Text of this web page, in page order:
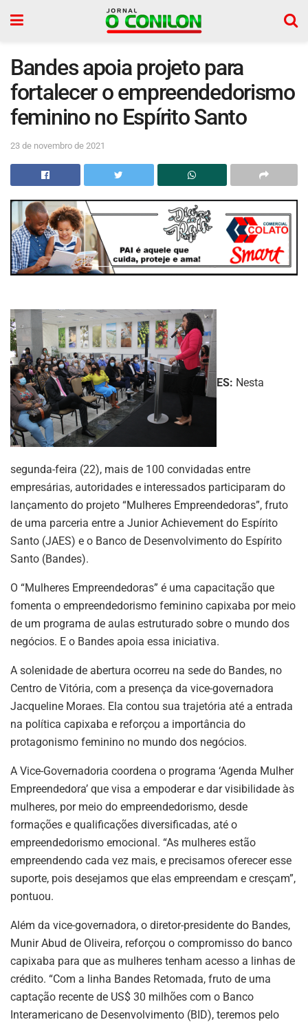
Bandes apoia projeto para
fortalecer o empreendedorismo
feminino no Espírito Santo
23 de novembro de 2021
ES: Nesta
segunda-feira (22), mais de 100 convidadas entre
empresárias, autoridades e interessados participaram do
lançamento do projeto “Mulheres Empreendedoras”, fruto
de uma parceria entre a Junior Achievement do Espírito
Santo (JAES) e o Banco de Desenvolvimento do Espírito
Santo (Bandes).
O “Mulheres Empreendedoras” é uma capacitação que
fomenta o empreendedorismo feminino capixaba por meio
de um programa de aulas estruturado sobre o mundo dos
negócios. E o Bandes apoia essa iniciativa.
A solenidade de abertura ocorreu na sede do Bandes, no
Centro de Vitória, com a presença da vice-governadora
Jacqueline Moraes. Ela contou sua trajetória até a entrada
na política capixaba e reforçou a importância do
protagonismo feminino no mundo dos negócios.
A Vice-Governadoria coordena o programa ‘Agenda Mulher
Empreendedora’ que visa a empoderar e dar visibilidade às
mulheres, por meio do empreendedorismo, desde
formações e qualificações diversificadas, até o
empreendedorismo emocional. “As mulheres estão
empreendendo cada vez mais, e precisamos oferecer esse
suporte, pois desejamos que elas empreendam e cresçam”,
pontuou.
Além da vice-governadora, o diretor-presidente do Bandes,
Munir Abud de Oliveira, reforçou o compromisso do banco
capixaba para que as mulheres tenham acesso a linhas de
crédito. “Com a linha Bandes Retomada, fruto de uma
captação recente de US$ 30 milhões com o Banco
Interamericano de Desenvolvimento (BID), teremos pelo